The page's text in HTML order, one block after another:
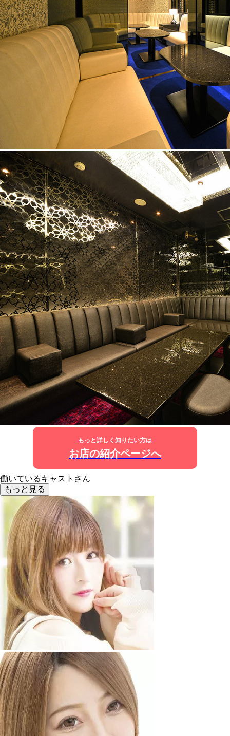
もっと詳しく知りたい方は
お店の紹介ページへ
働いているキャストさん
もっと見る